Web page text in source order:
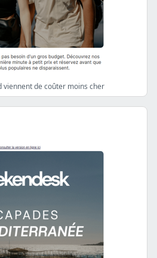
viennent de coûter moins cher